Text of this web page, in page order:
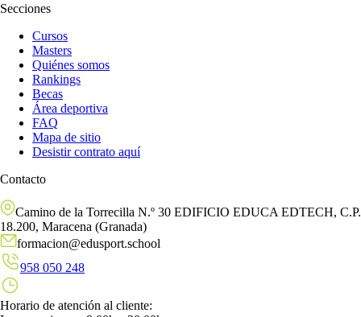
Secciones
Cursos
Masters
Quiénes somos
Rankings
Becas
Área deportiva
FAQ
Mapa de sitio
Desistir contrato aquí
Contacto
Camino de la Torrecilla N.º 30 EDIFICIO EDUCA EDTECH, C.P.
18.200, Maracena (Granada)
formacion@edusport.school
958 050 248
Horario de atención al cliente: